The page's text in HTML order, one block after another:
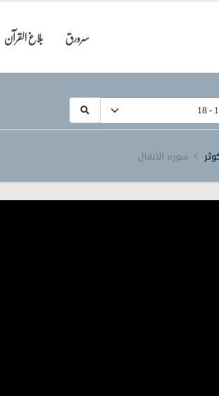
سرورق بلاغ القرآن
سورہ ‎الأنفال‎